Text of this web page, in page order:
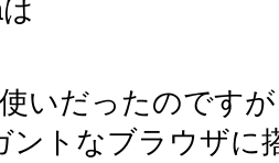
いだったのです
ントなブラウザに